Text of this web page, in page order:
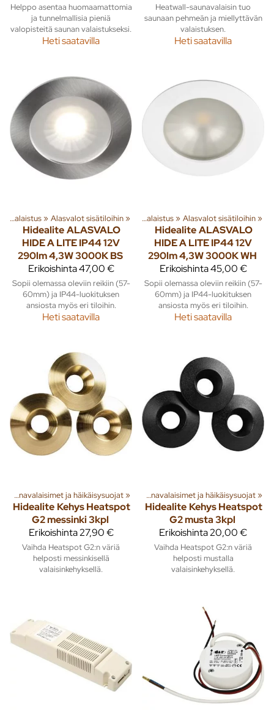
Helppo asentaa huomaamattomia
ja tunnelmallisia pieniä
valopisteitä saunan valaistukseksi.
Heti saatavilla
Heatwall-saunavalaisin tuo
saunaan pehmeän ja miellyttävän
valaistuksen.
Heti saatavilla
Valaistus‪» Alasvalot sisätiloihin‪»
HidealiteALASVALO
HIDE A LITE IP44 12V
290lm 4,3W 3000K BS
Erikoishinta47,00 €
Sopii olemassa oleviin reikiin (57-
60mm) ja IP44-luokituksen
ansiosta myös eri tiloihin.
Heti saatavilla
Tuoteryhmiä ja tuotteita‪»Sisusta Valaistus‪» Alasvalot sisätiloihin‪»
HidealiteALASVALO
HIDE A LITE IP44 12V
290lm 4,3W 3000K WH
Erikoishinta45,00 €
Sopii olemassa oleviin reikiin (57-
60mm) ja IP44-luokituksen
ansiosta myös eri tiloihin.
Heti saatavilla
Saunavalaisimet ja häikäisysuojat‪»
Hidealite Kehys Heatspot
G2 messinki 3kpl
Erikoishinta27,90 €
Vaihda Heatspot G2:n väriä
helposti messinkisellä
valaisinkehyksellä.
ja tuotteita‪»Rakenna‪»Sauna Saunavalaisimet ja häikäisysuojat‪»
Hidealite Kehys Heatspot
G2 musta 3kpl
Erikoishinta20,00 €
Vaihda Heatspot G2:n väriä
helposti mustalla
valaisinkehyksellä.